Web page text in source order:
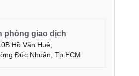
phòng giao dịch
Hồ Văn Huê,
Đức Nhuận, Tp.HCM